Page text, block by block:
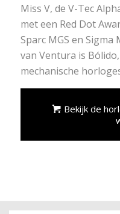
Miss V, de V-Tec
met een Red Dot
Sparc MGS en Sigma
van Ventura is
mechanische
Bekijk de